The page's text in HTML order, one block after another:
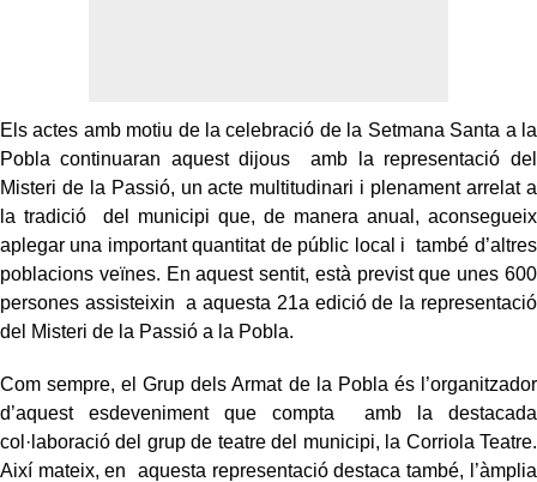
Els actes amb motiu de la celebració de la Setmana Santa a la
Pobla continuaran aquest dijous amb la representació del
Misteri de la Passió, un acte multitudinari i plenament arrelat a
la tradició del municipi que, de manera anual, aconsegueix
aplegar una important quantitat de públic local i també d’altres
poblacions veïnes. En aquest sentit, està previst que unes 600
persones assisteixin a aquesta 21a edició de la representació
del Misteri de la Passió a la Pobla.
Com sempre, el Grup dels Armat de la Pobla és l’organitzador
d’aquest esdeveniment que compta amb la destacada
col·laboració del grup de teatre del municipi, la Corriola Teatre.
Així mateix, en aquesta representació destaca també, l’àmplia